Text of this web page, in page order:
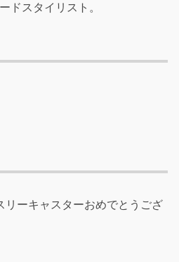
ドスタイリスト。
リーキャスターおめでとうござ